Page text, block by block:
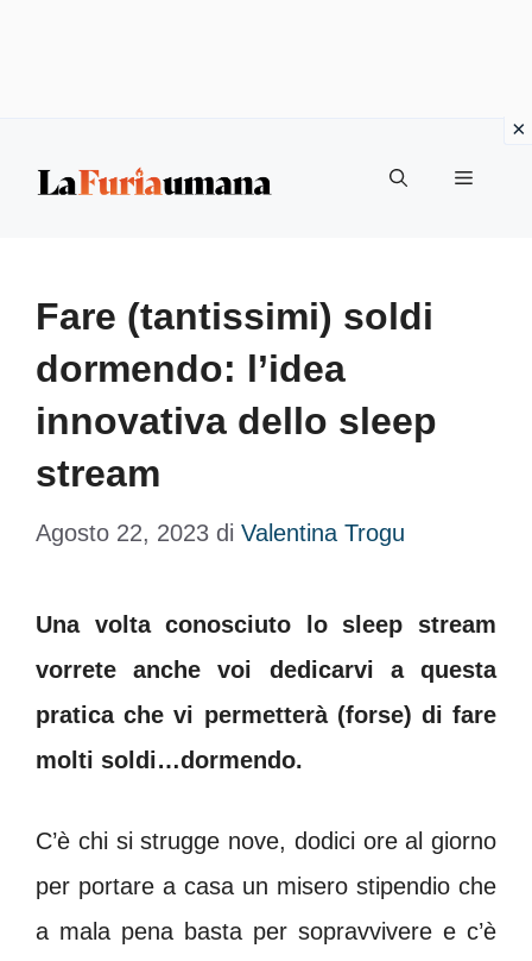
Menu
Fare (tantissimi) soldi
dormendo: l’idea
innovativa dello sleep
stream
Agosto 22, 2023 di Valentina Trogu
Una volta conosciuto lo sleep stream
vorrete anche voi dedicarvi a questa
pratica che vi permetterà (forse) di fare
molti soldi…dormendo.
C’è chi si strugge nove, dodici ore al giorno
per portare a casa un misero stipendio che
a mala pena basta per sopravvivere e c’è